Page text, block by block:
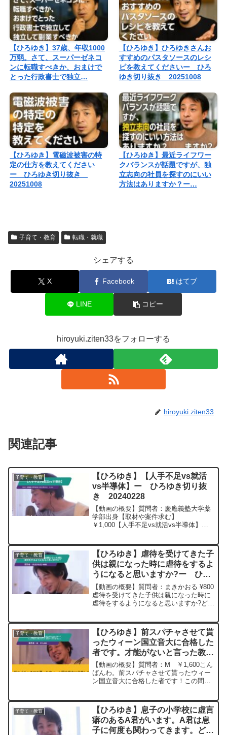
【ひろゆき】37歳、年収1000
万弱。さて、スーパーゼネコ
ンに転職すべきか、おまけで
とった行政書士で独立…
【ひろゆき】ひろゆきさんお
すすめのパスタソースのレシ
ピを教えてくださいー ひろ
ゆき切り抜き 20251008
【ひろゆき】電磁波被害の特
定の仕方を教えてください
ー ひろゆき切り抜き
20251008
【ひろゆき】最近ライフワー
クバランスが話題ですが、独
立志向の社員を探すのにいい
方法はありますか？ー…
子育て・教育 転職・就職
シェアする
X Facebook はてブ
LINE コピー
hiroyuki.ziten33をフォローする
hiroyuki.ziten33
関連記事
子育て・教育
【ひろゆき】【人手不足vs就活
vs半導体】ー ひろゆき切り抜
き 20240228
【動画の概要】質問者：慶應義塾大学薬
学部出身【取材や案件求む】
￥1,000【人手不足vs就活vs半導体】僕
りますが,一方熊本に巨額の投資で台湾
TSMCの半導体工場が...
子育て・教育
【ひろゆき】虐待を受けてきた子
供は親になった時に虐待をするよ
うになると思いますか?ー ひろ
ゆき切り抜き 20250221
【動画の概要】質問者：まきかおる ¥800
虐待を受けてきた子供は親になった時に
虐待をするようになると思いますか?どう
2人目産前産後と頭がおかしくなりかけた
ので最近は...
子育て・教育
【ひろゆき】前スパチャさせて貰
ったウィーン国立音大に合格した
者です。才能がないと言った教員
に合格のことを伝えたら、やっぱ
才能あると言われました。都合が
いいなと思いました。ー
【動画の概要】質問者：M ￥1,600こん
ばんわ。前スパチャさせて貰ったウィー
ン国立音大に合格した者です！この間、
しまして、「お陰様でウィーンの音大に
合格しました」と言...
子育て・教育
【ひろゆき】息子の小学校に虚言
癖のあるA君がいます。A君は息
子に何度も関わってきます。どう